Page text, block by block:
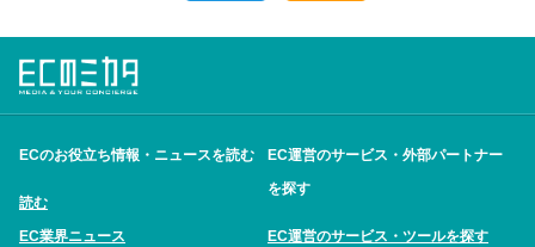
ECのお役立ち情報・ニュースを読む
読む
EC業界ニュース
EC運営のサービス・外部パートナー
を探す
EC運営のサービス・ツールを探す